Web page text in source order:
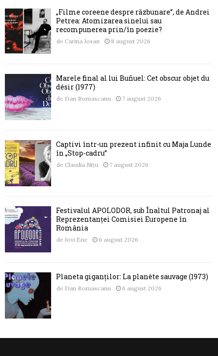
„Filme coreene despre răzbunare”, de Andrei
Petrea: Atomizarea sinelui sau
recompunerea prin/în poezie?
de Carina Josan 8 august 2026
Marele final al lui Buñuel: Cet obscur objet du
désir (1977)
de Dan Romascanu 7 august 2026
Captivi într-un prezent infinit cu Maja Lunde
în „Stop-cadru”
de Claudia Nițu 7 august 2026
Festivalul APOLODOR, sub Înaltul Patronaj al
Reprezentanței Comisiei Europene în
România
de Jovi Ene 6 august 2026
Planeta giganților: La planète sauvage (1973)
de Dan Romascanu 6 august 2026